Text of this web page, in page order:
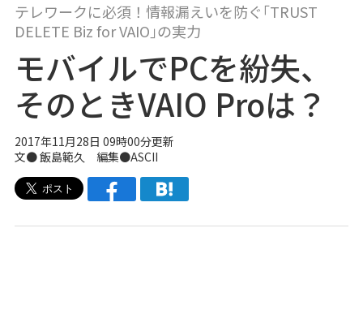
テレワークに必須！情報漏えいを防ぐ｢TRUST
DELETE Biz for VAIO｣の実力
モバイルでPCを紛失、
そのときVAIO Proは？
2017年11月28日 09時00分更新
文● 飯島範久 編集●ASCII